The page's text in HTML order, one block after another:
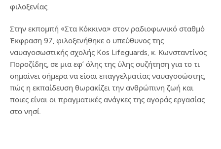
φιλοξενίας.
Στην εκπομπή «Στα Κόκκινα» στον ραδιοφωνικό σταθμό
Έκφραση 97, φιλοξενήθηκε ο υπεύθυνος της
ναυαγοσωστικής σχολής Kos Lifeguards, κ. Κωνσταντίνος
Ποροζίδης, σε μια εφ’ όλης της ύλης συζήτηση για το τι
σημαίνει σήμερα να είσαι επαγγελματίας ναυαγοσώστης,
πώς η εκπαίδευση θωρακίζει την ανθρώπινη ζωή και
ποιες είναι οι πραγματικές ανάγκες της αγοράς εργασίας
στο νησί.